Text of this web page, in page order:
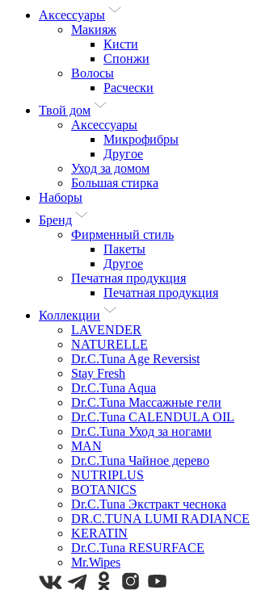
Аксессуары
Макияж
Кисти
Спонжи
Волосы
Расчески
Твой дом
Аксессуары
Микрофибры
Другое
Уход за домом
Большая стирка
Наборы
Бренд
Фирменный стиль
Пакеты
Другое
Печатная продукция
Печатная продукция
Коллекции
LAVENDER
NATURELLE
Dr.C.Tuna Age Reversist
Stay Fresh
Dr.C.Tuna Aqua
Dr.C.Tuna Массажные гели
Dr.C.Tuna CALENDULA OIL
Dr.C.Tuna Уход за ногами
MAN
Dr.C.Tuna Чайное дерево
NUTRIPLUS
BOTANICS
Dr.C.Tuna Экстракт чеснока
DR.C.TUNA LUMI RADIANCE
KERATIN
Dr.C.Tuna RESURFACE
Mr.Wipes